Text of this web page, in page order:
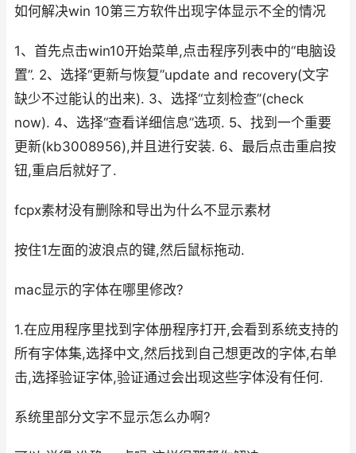
如何解决win 10第三方软件出现字体显示不全的情况
1、首先点击win10开始菜单,点击程序列表中的“电脑设
置”. 2、选择“更新与恢复”update and recovery(文字
缺少不过能认的出来). 3、选择“立刻检查”(check
now). 4、选择“查看详细信息”选项. 5、找到一个重要
更新(kb3008956),并且进行安装. 6、最后点击重启按
钮,重启后就好了.
fcpx素材没有删除和导出为什么不显示素材
按住1左面的波浪点的键,然后鼠标拖动.
mac显示的字体在哪里修改?
1.在应用程序里找到字体册程序打开,会看到系统支持的
所有字体集,选择中文,然后找到自己想更改的字体,右单
击,选择验证字体,验证通过会出现这些字体没有任何.
系统里部分文字不显示怎么办啊?